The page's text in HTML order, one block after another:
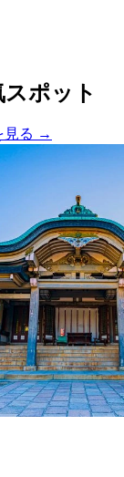
ポット
見る →